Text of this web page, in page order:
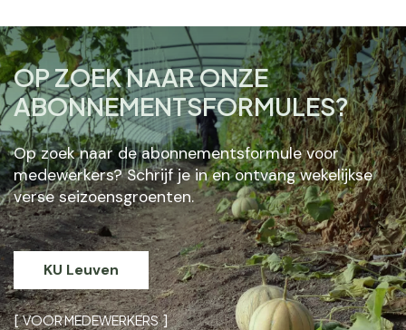
OP ZOEK NAAR ONZE
ABONNEMENTSFORMULES?
Op zoek naar de abonnementsformule voor
medewerkers? Schrijf je in en ontvang wekelijkse
verse seizoensgroenten.
KU Leuven
VOOR MEDEWERKERS